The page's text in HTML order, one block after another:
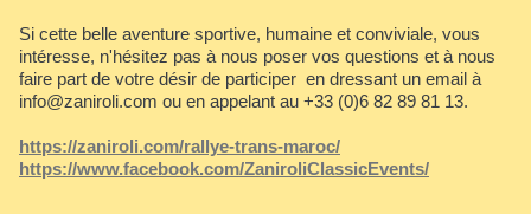
Si cette belle aventure sportive, humaine et conviviale, vous
intéresse, n'hésitez pas à nous poser vos questions et à nous
faire part de votre désir de participer en dressant un email à
info@zaniroli.com ou en appelant au +33 (0)6 82 89 81 13.
https://zaniroli.com/rallye-trans-maroc/
https://www.facebook.com/ZaniroliClassicEvents/